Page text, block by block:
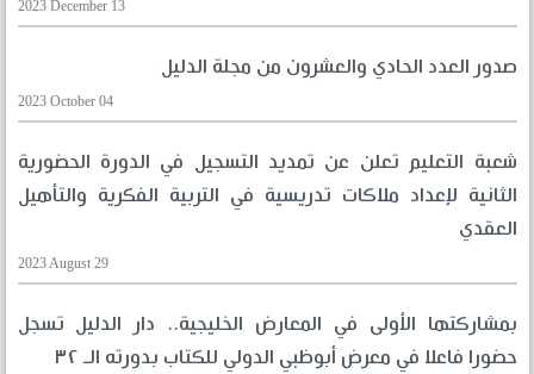
2023 December 13
صدور العدد الحادي والعشرون من مجلة الدليل
2023 October 04
شعبة التعليم تعلن عن تمديد التسجيل في الدورة الحضورية
الثانية لإعداد ملاكات تدريسية في التربية الفكرية والتأهيل
العقدي
2023 August 29
بمشاركتها الأولى في المعارض الخليجية.. دار الدليل تسجل
حضورا فاعلا في معرض أبوظبي الدولي للكتاب بدورته الـ ٣٢